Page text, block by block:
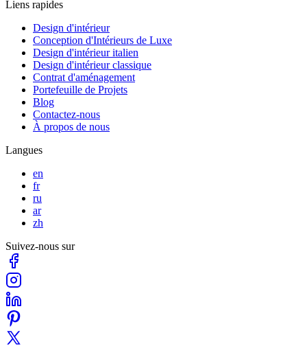
Liens rapides
Design d'intérieur
Conception d'Intérieurs de Luxe
Design d'intérieur italien
Design d'intérieur classique
Contrat d'aménagement
Portefeuille de Projets
Blog
Contactez-nous
À propos de nous
Langues
en
fr
ru
ar
zh
Suivez-nous sur